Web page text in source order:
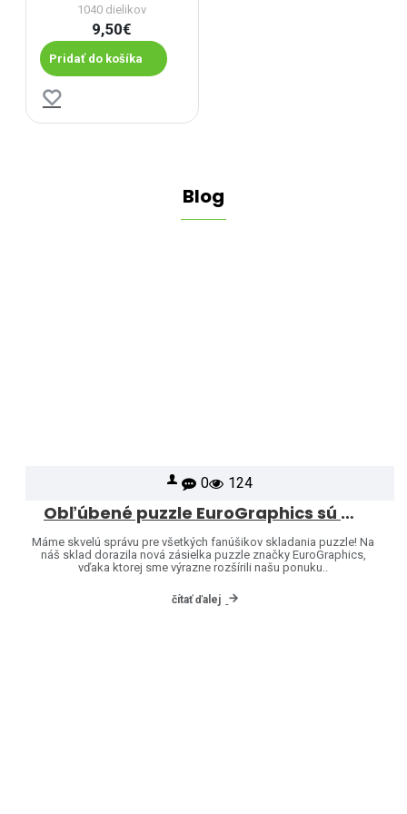
1040 dielikov
9,50€
Pridať do košíka
Blog
0 124
Obľúbené puzzle EuroGraphics sú opäť skladom – a ponuku sme rozšírili o ďalšie motívy!
Máme skvelú správu pre všetkých fanúšikov skladania puzzle! Na
náš sklad dorazila nová zásielka puzzle značky EuroGraphics,
vďaka ktorej sme výrazne rozšírili našu ponuku..
čítať ďalej